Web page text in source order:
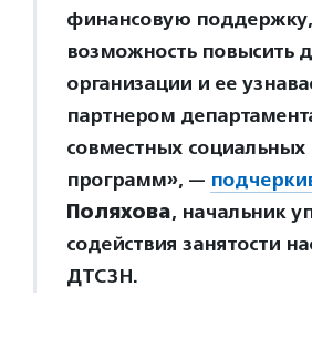
финансовую
возможность повысить
организации и ее
партнером
совместных социальных
программ», —
Поляхова, начальник
содействия занятости
ДТСЗН.